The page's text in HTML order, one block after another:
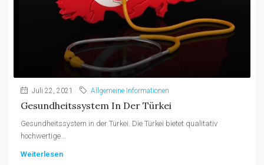
Juli 22, 2021 Allgemeine Informationen
Gesundheitssystem In Der Türkei
Gesundheitssystem in der Türkei. Die Türkei bietet qualitativ
hochwertige...
Weiterlesen